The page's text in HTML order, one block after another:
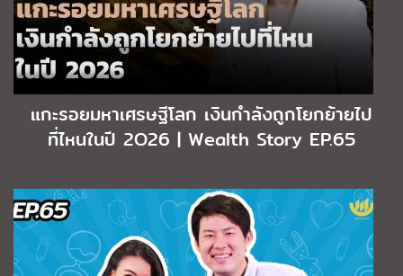
แกะรอยมหาเศรษฐีโลก เงินกำลังถูกโยกย้ายไป
ที่ไหนในปี 2O26 | Wealth Story EP.65